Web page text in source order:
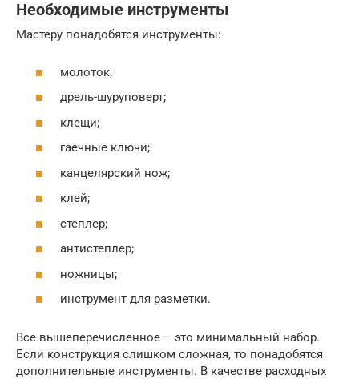
Необходимые инструменты
Мастеру понадобятся инструменты:
молоток;
дрель-шуруповерт;
клещи;
гаечные ключи;
канцелярский нож;
клей;
степлер;
антистеплер;
ножницы;
инструмент для разметки.
Все вышеперечисленное – это минимальный набор.
Если конструкция слишком сложная, то понадобятся
дополнительные инструменты. В качестве расходных